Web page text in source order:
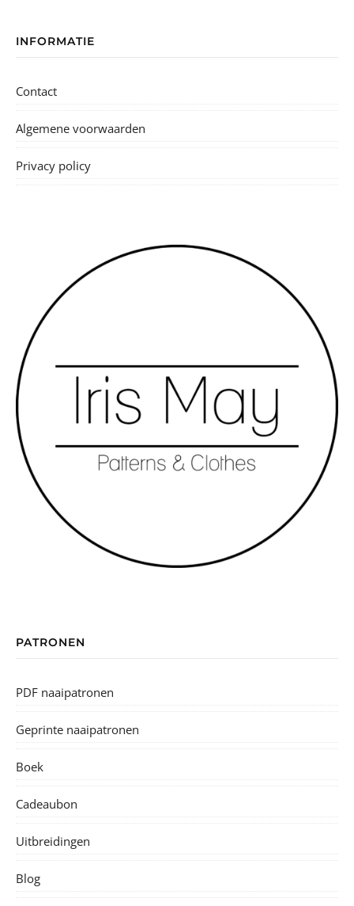
INFORMATIE
Contact
Algemene voorwaarden
Privacy policy
PATRONEN
PDF naaipatronen
Geprinte naaipatronen
Boek
Cadeaubon
Uitbreidingen
Blog